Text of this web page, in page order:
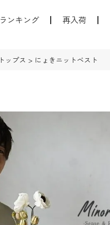
ランキング 再入荷
トップス にょきニットベスト